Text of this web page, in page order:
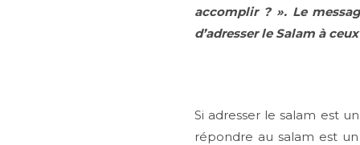
accomplir ? ». Le
d’adresser le Salam à
Si adresser le salam est
répondre au salam est